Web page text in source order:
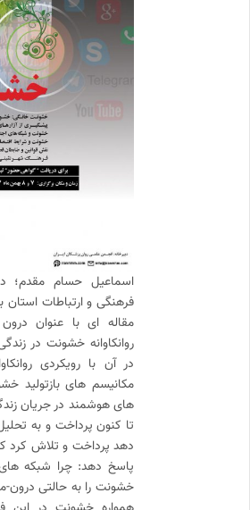
اسماعیل حسام مقدم؛
فرهنگی و ارتباطات استان
مقاله ای با عنوان
روانکاوانه خشونت در
در آن با رویکردی
مکانیسم های بازتولید
تا کنون پرداخت و به
دهد پرداخت و تلاش کرد
پاسخ دهد: چرا شبکه های
خشونت را به حالتی درون-